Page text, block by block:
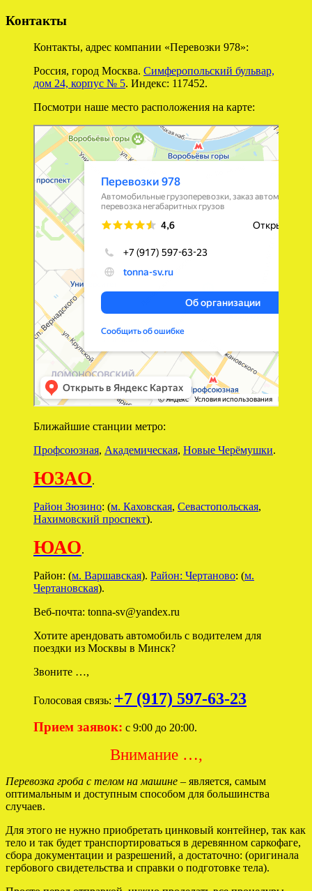
Контакты
Контакты, адрес компании «Перевозки 978»:
Россия, город Москва. Симферопольский бульвар,
дом 24, корпус № 5. Индекс: 117452.
Посмотри наше место расположения на карте:
Перевозки 978
Перевозка негабаритных грузов в Москве
Автомобильные грузоперевозки в Москве
Ближайшие станции метро:
Профсоюзная, Академическая, Новые Черёмушки.
ЮЗАО.
Район Зюзино: (м. Каховская, Севастопольская,
Нахимовский проспект).
ЮАО.
Район: (м. Варшавская). Район: Чертаново: (м.
Чертановская).
Веб-почта: tonna-sv@yandex.ru
Хотите арендовать автомобиль с водителем для
поездки из Москвы в Минск?
Звоните …,
Голосовая связь: +7 (917) 597-63-23
Прием заявок: с 9:00 до 20:00.
Внимание …,
Перевозка гроба с телом на машине – является, самым
оптимальным и доступным способом для большинства
случаев.
Для этого не нужно приобретать цинковый контейнер, так как
тело и так будет транспортироваться в деревянном саркофаге,
сбора документации и разрешений, а достаточно: (оригинала
гербового свидетельства и справки о подготовке тела).